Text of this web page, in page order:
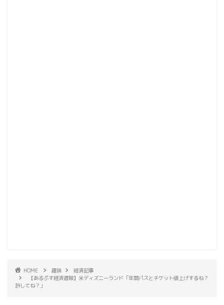
HOME 趣味
経済記事
【あるぷす経済遅報】米ディズニーランド「年間パスとチケット値上げするね？
許してね？」